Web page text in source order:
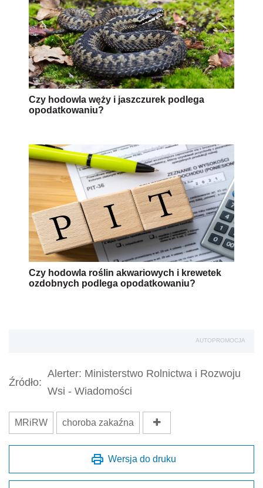
Czy hodowla węży i jaszczurek podlega
opodatkowaniu?
Czy hodowla roślin akwariowych i krewetek
ozdobnych podlega opodatkowaniu?
AUTOPROMOCJA
Źródło:
Alerter: Ministerstwo Rolnictwa i Rozwoju
Wsi - Wiadomości
MRiRW choroba zakaźna
Wersja do druku